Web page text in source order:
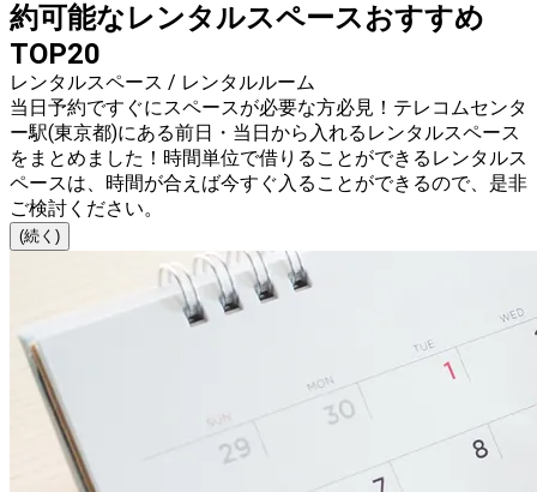
約可能なレンタルスペースおすすめ
TOP20
レンタルスペース / レンタルルーム
当日予約ですぐにスペースが必要な方必見！テレコムセンタ
ー駅(東京都)にある前日・当日から入れるレンタルスペース
をまとめました！時間単位で借りることができるレンタルス
ペースは、時間が合えば今すぐ入ることができるので、是非
ご検討ください。
(続く)